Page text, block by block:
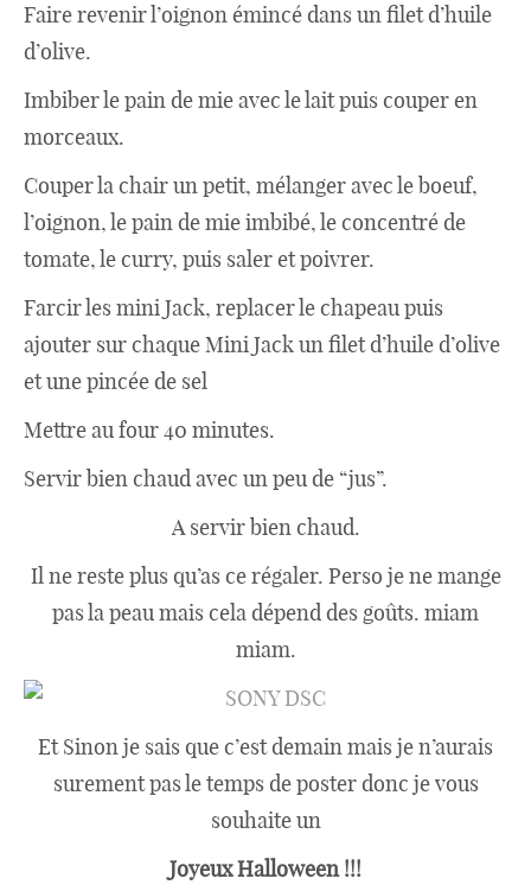
Faire revenir l’oignon émincé dans un filet d’huile
d’olive.
Imbiber le pain de mie avec le lait puis couper en
morceaux.
Couper la chair un petit, mélanger avec le boeuf,
l’oignon, le pain de mie imbibé, le concentré de
tomate, le curry, puis saler et poivrer.
Farcir les mini Jack, replacer le chapeau puis
ajouter sur chaque Mini Jack un filet d’huile d’olive
et une pincée de sel
Mettre au four 40 minutes.
Servir bien chaud avec un peu de “jus”.
A servir bien chaud.
Il ne reste plus qu’as ce régaler. Perso je ne mange
pas la peau mais cela dépend des goûts. miam
miam.
Et Sinon je sais que c’est demain mais je n’aurais
surement pas le temps de poster donc je vous
souhaite un
Joyeux Halloween !!!